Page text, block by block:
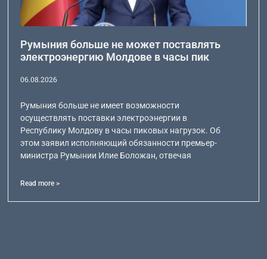
Румыния больше не может поставлять
электроэнергию Молдове в часы пик
06.08.2026
Румыния больше не имеет возможности
осуществлять поставки электроэнергии в
Республику Молдову в часы пиковых нагрузок. Об
этом заявил исполняющий обязанности премьер-
министра Румынии Илие Боложан, отвечая
Read more >